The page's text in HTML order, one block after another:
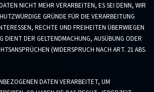
NICHT MEHR VERARBEITEN, ES SEI DENN, WIR
GRÜNDE FÜR DIE VERARBEITUNG
RECHTE UND FREIHEITEN ÜBERWIEGEN
DIENT DER GELTENDMACHUNG, AUSÜBUNG ODER
(WIDERSPRUCH NACH ART. 21 ABS.
DATEN VERARBEITET, UM